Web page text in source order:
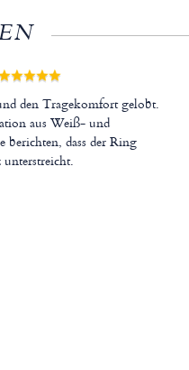
den Tragekomfort gelobt.
aus Weiß- und
dass der Ring
unterstreicht.